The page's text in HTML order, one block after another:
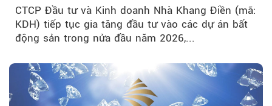
CTCP Đầu tư và Kinh doanh Nhà Khang Điền (mã:
KDH) tiếp tục gia tăng đầu tư vào các dự án bất
động sản trong nửa đầu năm 2026,...